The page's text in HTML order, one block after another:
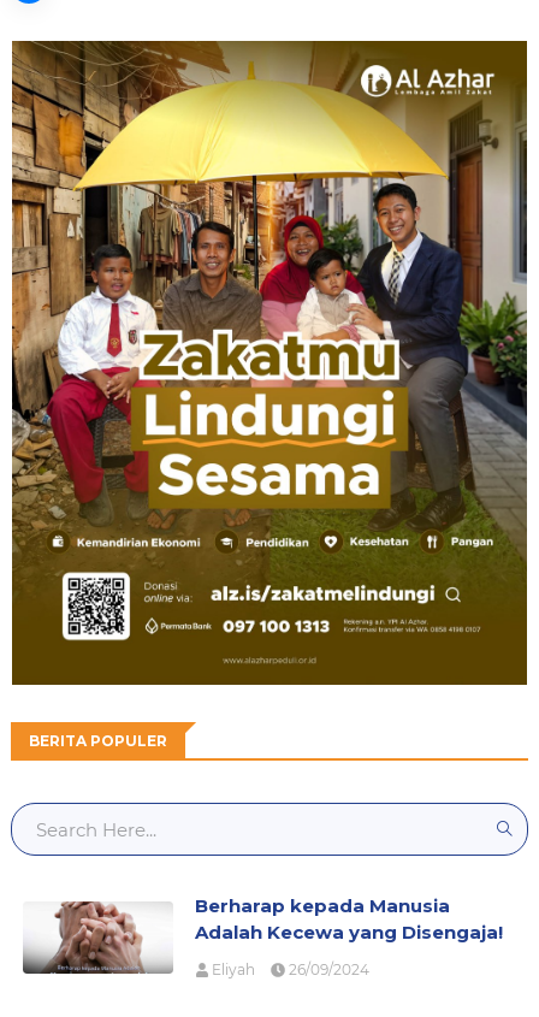
BERITA POPULER
Berharap kepada Manusia
Adalah Kecewa yang Disengaja!
Eliyah 26/09/2024